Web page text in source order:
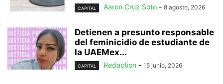
CAPITAL Aaron Cruz Soto - 8 agosto, 2026
Detienen a presunto responsable
del feminicidio de estudiante de
la UAEMex...
CAPITAL Redaction - 15 junio, 2026